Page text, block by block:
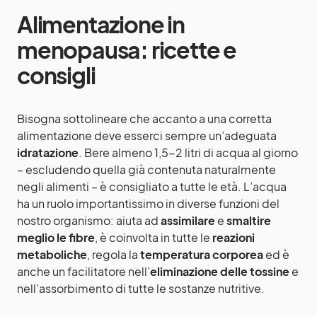
Alimentazione in
menopausa: ricette e
consigli
Bisogna sottolineare che accanto a una corretta
alimentazione deve esserci sempre un’adeguata
idratazione. Bere almeno 1,5-2 litri di acqua al giorno
– escludendo quella già contenuta naturalmente
negli alimenti – è consigliato a tutte le età. L’acqua
ha un ruolo importantissimo in diverse funzioni del
nostro organismo: aiuta adassimilareesmaltire
meglio le fibre, è coinvolta in tutte le reazioni
metaboliche, regola latemperatura corporeaed è
anche un facilitatore nell’eliminazione delle tossinee
nell’assorbimento di tutte le sostanze nutritive.